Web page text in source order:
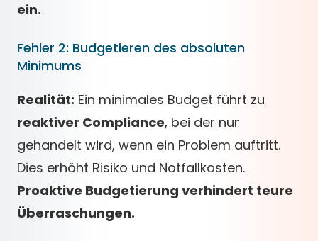
ein.
Fehler 2: Budgetieren des absoluten
Minimums
Realität: Ein minimales Budget führt zu
reaktiver Compliance, bei der nur
gehandelt wird, wenn ein Problem auftritt.
Dies erhöht Risiko und Notfallkosten.
Proaktive Budgetierung verhindert teure
Überraschungen.